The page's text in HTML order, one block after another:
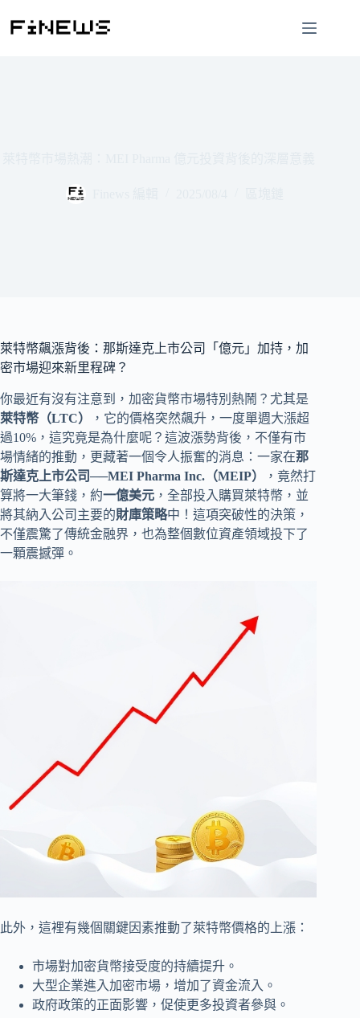
萊特幣飆漲背後：那斯達克上市公司「億元」加持，加
密市場迎來新里程碑？
你最近有沒有注意到，加密貨幣市場特別熱鬧？尤其是
萊特幣（LTC）
，它的價格突然飆升，一度單週大漲超
過10%，這究竟是為什麼呢？這波漲勢背後，不僅有市
場情緒的推動，更藏著一個令人振奮的消息：一家在那
斯達克上市公司──MEI Pharma Inc.（MEIP）
，竟然打
算將一大筆錢，約一億美元 ，全部投入購買萊特幣，並
將其納入公司主要的財庫策略中！這項突破性的決策，
不僅震驚了傳統金融界，也為整個數位資產領域投下了
一顆震撼彈。
此外，這裡有幾個關鍵因素推動了萊特幣價格的上漲：
市場對加密貨幣接受度的持續提升。
大型企業進入加密市場，增加了資金流入。
政府政策的正面影響，促使更多投資者參與。